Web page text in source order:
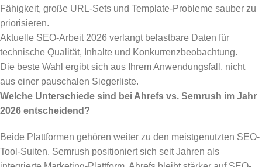
Fähigkeit, große URL-Sets und Template-Probleme sauber zu
priorisieren.
Aktuelle SEO-Arbeit 2026 verlangt belastbare Daten für
technische Qualität, Inhalte und Konkurrenzbeobachtung.
Die beste Wahl ergibt sich aus Ihrem Anwendungsfall, nicht
aus einer pauschalen Siegerliste.
Welche Unterschiede sind bei Ahrefs vs. Semrush im Jahr
2026 entscheidend?
Beide Plattformen gehören weiter zu den meistgenutzten SEO-
Tool-Suiten. Semrush positioniert sich seit Jahren als